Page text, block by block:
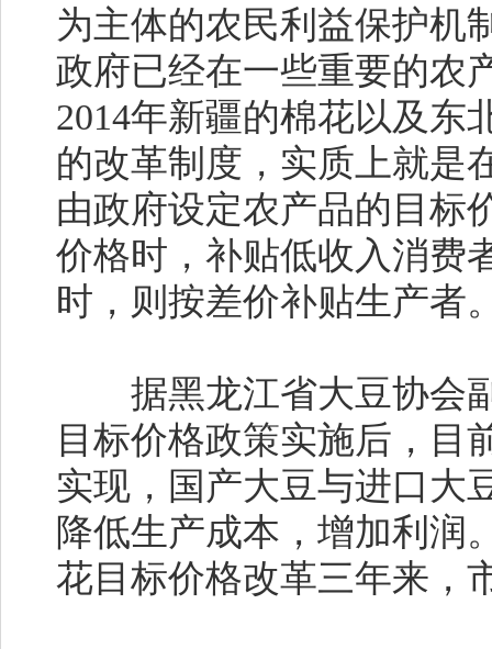
为主体的农民利益保护机
政府已经在一些重要的农
2014年新疆的棉花以及东
的改革制度，实质上就是
由政府设定农产品的目标
价格时，补贴低收入消费
时，则按差价补贴生产者
据黑龙江省大豆协会副
目标价格政策实施后，目
实现，国产大豆与进口大
降低生产成本，增加利润
花目标价格改革三年来，